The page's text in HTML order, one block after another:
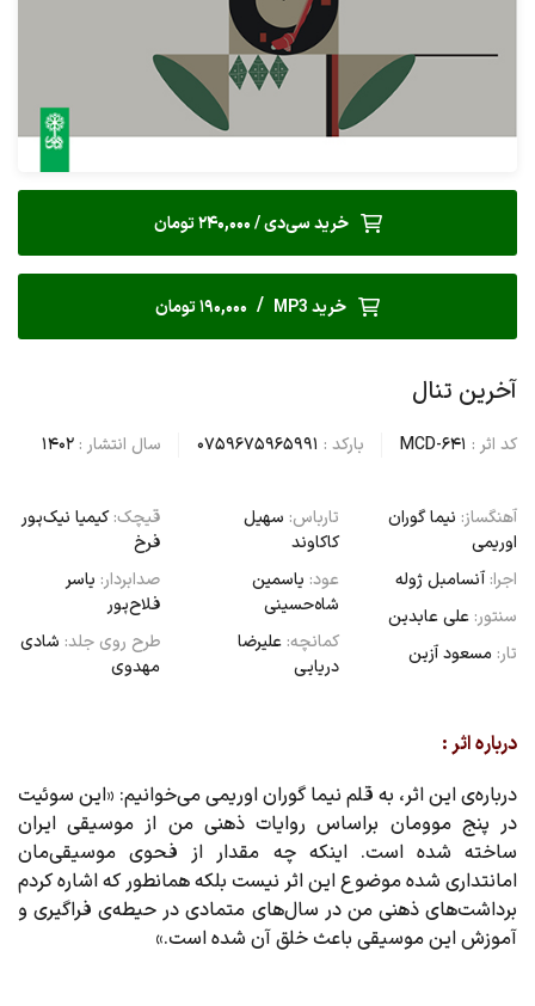
خرید سی‌دی / 240,000 تومان
خرید MP3 / 190,000 تومان
آخرین تنال
کد اثر : MCD-641 بارکد : 0759675965991 سال انتشار : 1402
آهنگساز: نیما گوران
اوریمی
اجرا: آنسامبل ژوله
سنتور: علی عابدین
تار: مسعود آزین
تارباس: سهیل
کاکاوند
عود: یاسمین
شاه‌حسینی
کمانچه:علیرضا
دریایی
قیچک:کیمیا نیک‌پور
فرخ
صدابردار: یاسر
فلاح‌پور
طرح روی جلد: شادی
مهدوی
درباره اثر :
درباره‌ی این اثر، به قلم نیما گوران اوریمی می‌خوانیم: «این سوئیت
در پنج موومان براساس روایات ذهنی من از موسیقی ایران
ساخته شده است. اینکه چه مقدار از فحوی موسیقی‌مان
امانتداری شده موضوع این اثر نیست بلکه همانطور که اشاره کردم
برداشت‌های ذهنی من در سال‌های متمادی در حیطه‌ی فراگیری و
آموزش این موسیقی باعث خلق آن شده است.»